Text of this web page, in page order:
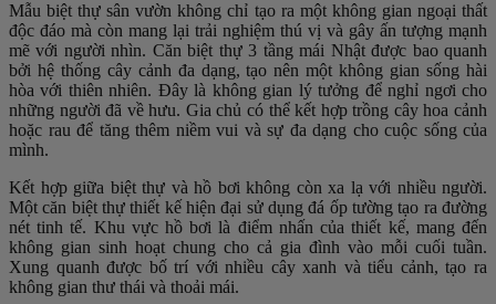
Mẫu biệt thự sân vườn không chỉ tạo ra một không gian ngoại thất
độc đáo mà còn mang lại trải nghiệm thú vị và gây ấn tượng mạnh
mẽ với người nhìn. Căn biệt thự 3 tầng mái Nhật được bao quanh
bởi hệ thống cây cảnh đa dạng, tạo nên một không gian sống hài
hòa với thiên nhiên. Đây là không gian lý tưởng để nghỉ ngơi cho
những người đã về hưu. Gia chủ có thể kết hợp trồng cây hoa cảnh
hoặc rau để tăng thêm niềm vui và sự đa dạng cho cuộc sống của
mình.
Kết hợp giữa biệt thự và hồ bơi không còn xa lạ với nhiều người.
Một căn biệt thự thiết kế hiện đại sử dụng đá ốp tường tạo ra đường
nét tinh tế. Khu vực hồ bơi là điểm nhấn của thiết kế, mang đến
không gian sinh hoạt chung cho cả gia đình vào mỗi cuối tuần.
Xung quanh được bố trí với nhiều cây xanh và tiểu cảnh, tạo ra
không gian thư thái và thoải mái.